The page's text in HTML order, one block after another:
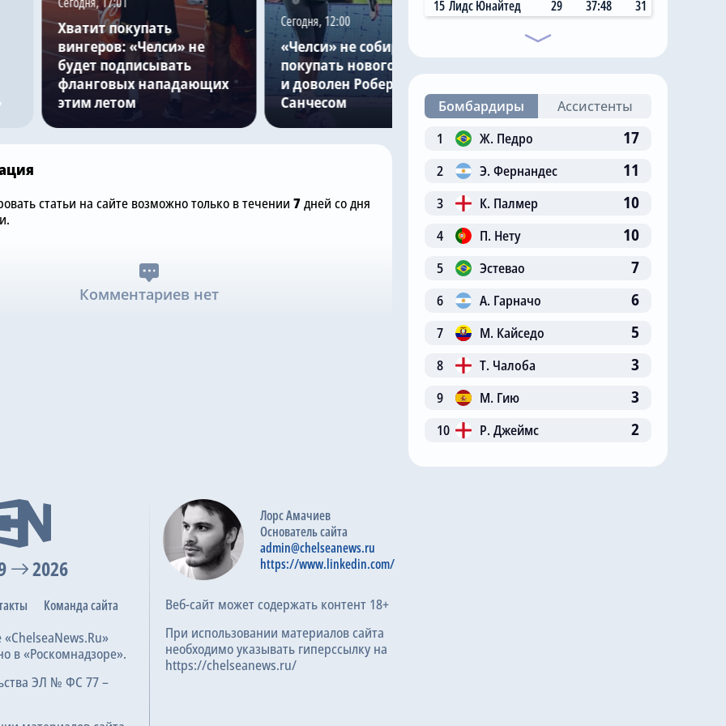
Хватит покупать
вингеров: «Челси» не
будет подписывать
фланговых нападающих
этим летом
Сегодня, 12:00
«Челси» не собирается
покупать нового вратаря,
и доволен Робертом
Санчесом
совершил добрый
сыграть в матче
статьи на сайте возможно только в течении 7дней со дня
Комментариев нет
15 Лидс Юнайтед 29 37:48 31
Бомбардиры
Ассистенты
1
Ж. Педро 17
2 Э. Фернандес 11
3 К. Палмер 10
4 П. Нету 10
5 Эстевао 7
6 А. Гарначо 6
7 М. Кайседо 5
8 Т. Чалоба 3
9 М. Гию 3
10 Р. Джеймс 2
2026
Команда сайта
в «Роскомнадзоре».
ЭЛ № ФС 77 –
Лорс Амачиев
Основатель сайта
admin@chelseanews.ru
https://www.linkedin.com/
Веб-сайт может содержать контент 18+
При использовании материалов сайта
необходимо указывать гиперссылку на
https://chelseanews.ru/